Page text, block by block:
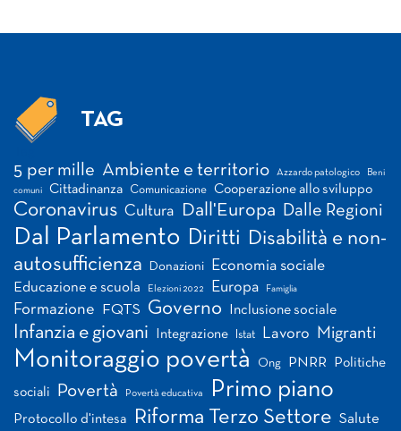
TAG
5 per mille Ambiente e territorio Azzardo patologico Beni
comuni Cittadinanza Comunicazione Cooperazione allo sviluppo
Coronavirus Cultura Dall'Europa Dalle Regioni
Dal Parlamento Diritti Disabilità e non-
autosufficienza
Donazioni Economia sociale
Educazione e scuola Elezioni 2022 Europa Famiglia
Formazione FQTS Governo Inclusione sociale
Infanzia e giovani Integrazione Istat Lavoro Migranti
Monitoraggio povertà Ong PNRR Politiche
sociali Povertà Povertà educativa Primo piano
Protocollo d'intesa Riforma Terzo Settore Salute